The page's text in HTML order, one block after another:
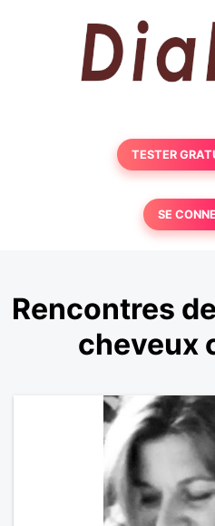
TESTER
SE
Rencontres
cheveux